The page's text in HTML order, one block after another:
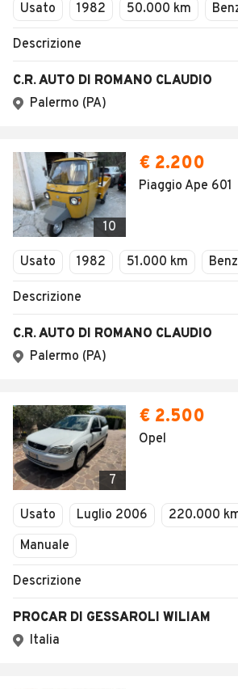
Usato 1982 50.000 km
Descrizione
C.R. AUTO DI ROMANO CLAUDIO
Palermo (PA)
10
€ 2.200
Piaggio Ape 601
Usato 1982 51.000 km
Descrizione
C.R. AUTO DI ROMANO CLAUDIO
Palermo (PA)
7
€ 2.500
Opel
Usato Luglio 2006 220.000
Manuale
Descrizione
PROCAR DI GESSAROLI WILIAM
Italia